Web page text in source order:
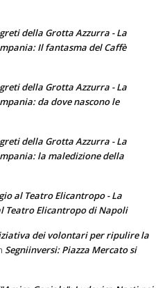
della Grotta Azzurra - La
Il fantasma del Caffè
della Grotta Azzurra - La
da dove nascono le
della Grotta Azzurra - La
la maledizione della
al Teatro Elicantropo - La
Teatro Elicantropo di Napoli
dei volontari per ripulire la
Segniinversi: Piazza Mercato si